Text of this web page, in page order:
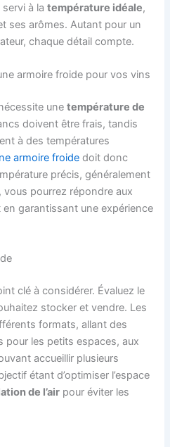
servi à latempérature idéale,
ses arômes. Autant pour un
chaque détail compte.
armoire froide pour vos vins
unetempérature de
doivent être frais, tandis
à des températures
armoire froide doit donc
précis, généralement
vous pourrez répondre aux
garantissant une expérience
clé à considérer. Évaluez le
stocker et vendre. Les
formats, allant des
pour les petits espaces, aux
accueillir plusieurs
étant d’optimiser l’espace
de l’air pour éviter les